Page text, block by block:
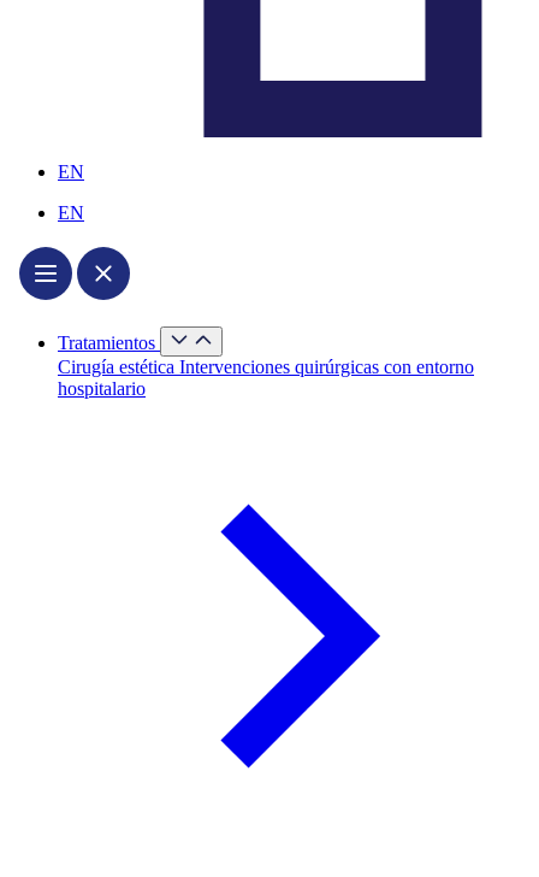
EN
EN
Tratamientos
Cerrar
Tratamientos
Abrir
Tratamientos
Cirugía estética Intervenciones quirúrgicas con entorno
hospitalario